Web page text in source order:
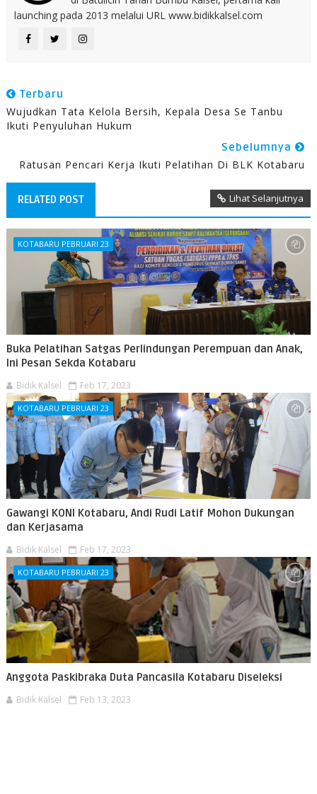
launching pada 2013 melalui URL www.bidikkalsel.com
Terbaru
Wujudkan Tata Kelola Bersih, Kepala Desa Se Tanbu
Ikuti Penyuluhan Hukum
Sebelumnya
Ratusan Pencari Kerja Ikuti Pelatihan Di BLK Kotabaru
RELATED POST Lihat Selanjutnya
KOTABARU PEBRUARI 23
Buka Pelatihan Satgas Perlindungan Perempuan dan Anak,
Ini Pesan Sekda Kotabaru
Bidik Kalsel Feb 17, 2023
KOTABARU PEBRUARI 23
Gawangi KONI Kotabaru, Andi Rudi Latif Mohon Dukungan
dan Kerjasama
Bidik Kalsel Feb 17, 2023
KOTABARU PEBRUARI 23
Anggota Paskibraka Duta Pancasila Kotabaru Diseleksi
Bidik Kalsel Feb 13, 2023